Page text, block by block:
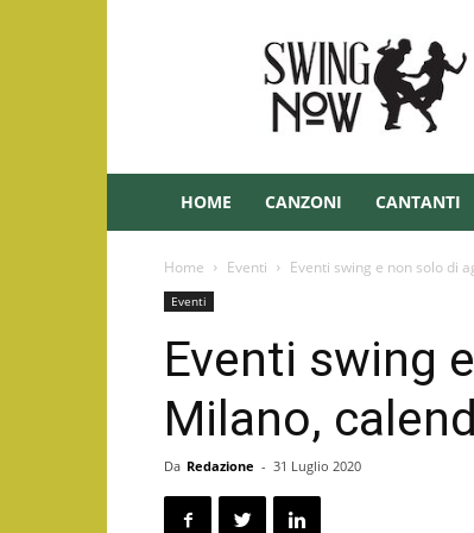
Swing
Swingnow.it
HOME CANZONI CANTANTI
Home Eventi Eventi swing e non solo di
Eventi
Eventi swing
Milano,
Da Redazione - 31 Luglio 2020